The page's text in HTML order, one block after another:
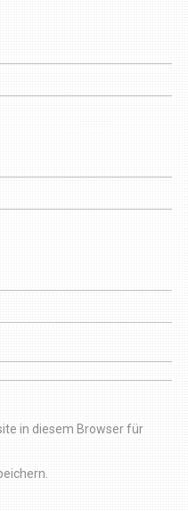
in diesem Browser für